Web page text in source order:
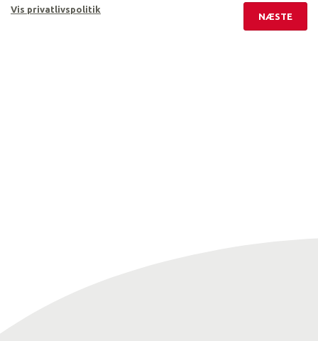
Vis privatlivspolitik